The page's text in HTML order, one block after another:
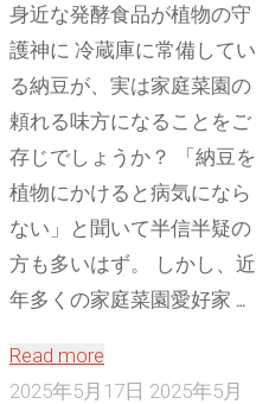
ノ
メ
イ
ガ・
ア
ブ
ラ
ム
シ・
ラ
身近な発酵食品が植物の守
護神に 冷蔵庫に常備してい
る納豆が、実は家庭菜園の
頼れる味方になることをご
存じでしょうか？ 「納豆を
植物にかけると病気になら
ない」と聞いて半信半疑の
方も多いはず。 しかし、近
年多くの家庭菜園愛好家 …
Read more
庭
2025年5月17日 2025年5月